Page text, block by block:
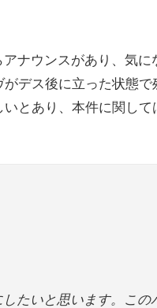
ナウンスがあり、気に
デス後に立った状態で
とあり、本件に関して
たいと思います。この